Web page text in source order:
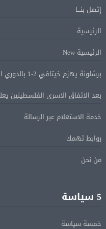
ماكرون: الاتحاد الأوروبى
على روسيا لوقف الحرب بأوكرانيا
الإسرائيلية بالقدس.. ويطلق تحركا
قاسية
الكامل مع اليونان في مواجهة
الرئيس السيسى يستقبل ملك
فى زيارة لتعزيز أواصر الأخوة
إتصل بنـــا
الرئيسية
الرئيسية New
برشلونة يهزم خيتافي 2-1 بالدوري الأسباني
بعد الاتفاق الاسرى الفلسطينين
خدمة الاستعلام عبر الرسالة
روابط تهمك
من نحن
5 سياسة
خمسة سياسة